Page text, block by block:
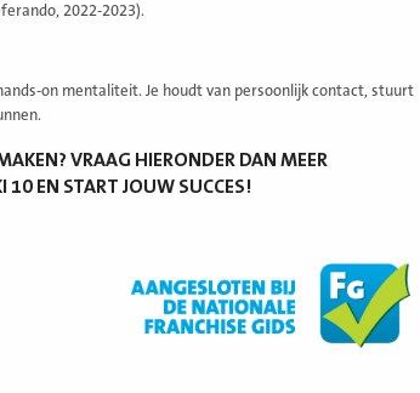
2022-2023).
on mentaliteit. Je houdt van persoonlijk contact, stuurt
VRAAG HIERONDER DAN MEER
EN START JOUW SUCCES!